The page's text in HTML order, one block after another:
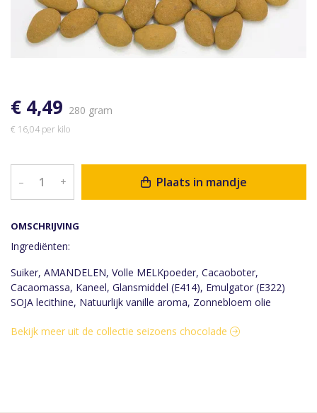
OMSCHRIJVING
Ingrediënten:
Suiker, AMANDELEN, Volle MELKpoeder, Cacaoboter,
Cacaomassa, Kaneel, Glansmiddel (E414), Emulgator (E322)
SOJA lecithine, Natuurlijk vanille aroma, Zonnebloem olie
€ 4,49 280 gram
€ 16,04 per kilo
– + Plaats in mandje
Bekijk meer uit de collectie seizoens chocolade